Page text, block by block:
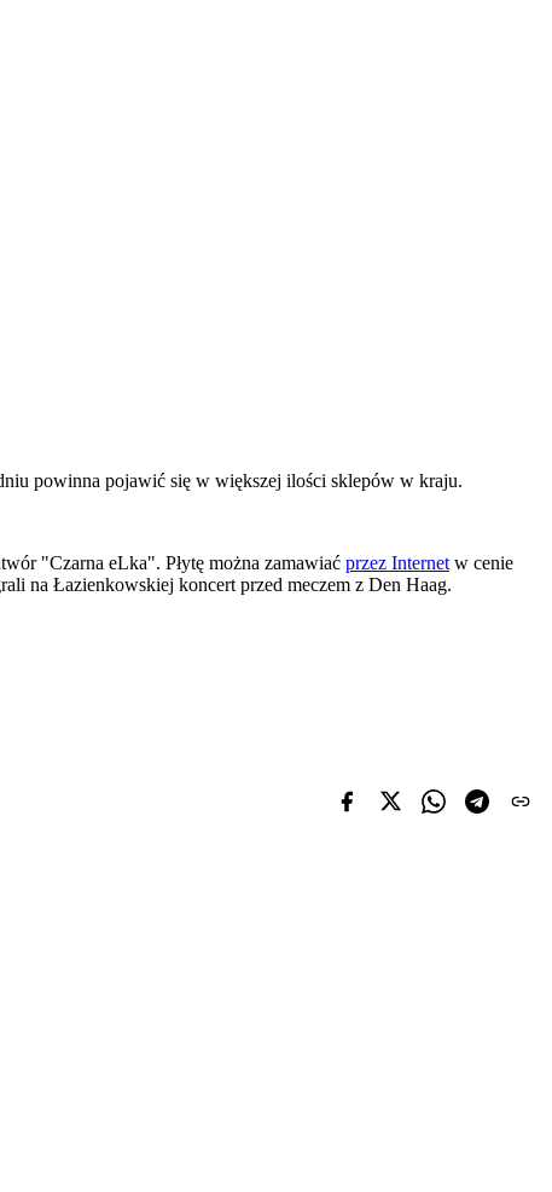
powinna pojawić się w większej ilości sklepów w kraju.
"Czarna eLka". Płytę można zamawiać przez Internet w cenie
na Łazienkowskiej koncert przed meczem z Den Haag.